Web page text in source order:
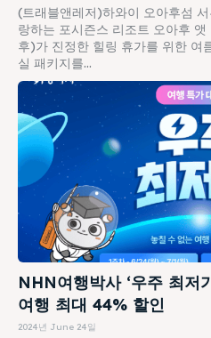
(트래블앤레저)하와이 오아후섬
랑하는 포시즌스 리조트 오아후
후)가 진정한 힐링 휴가를 위한 여
실 패키지를...
NHN여행박사 ‘우주 최저
여행 최대 44% 할인
2024년 June 24일